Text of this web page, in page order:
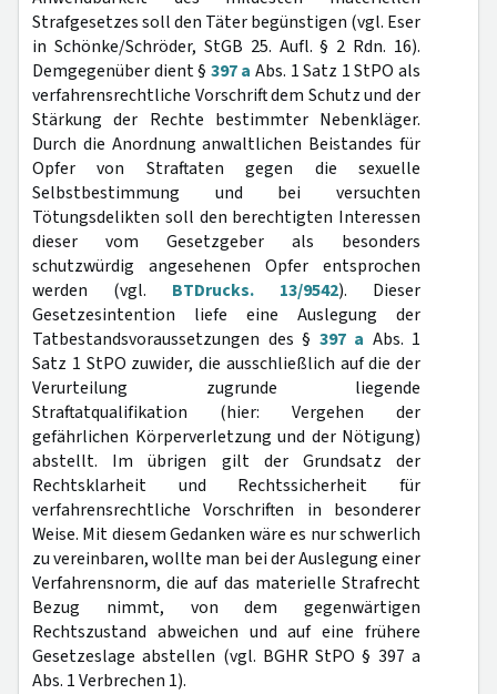
Strafgesetzes soll den Täter begünstigen (vgl. Eser
in Schönke/Schröder, StGB 25. Aufl. § 2 Rdn. 16).
Demgegenüber dient § 397 a Abs. 1 Satz 1 StPO als
verfahrensrechtliche Vorschrift dem Schutz und der
Stärkung der Rechte bestimmter Nebenkläger.
Durch die Anordnung anwaltlichen Beistandes für
Opfer von Straftaten gegen die sexuelle
Selbstbestimmung und bei versuchten
Tötungsdelikten soll den berechtigten Interessen
dieser vom Gesetzgeber als besonders
schutzwürdig angesehenen Opfer entsprochen
werden (vgl. BTDrucks. 13/9542). Dieser
Gesetzesintention liefe eine Auslegung der
Tatbestandsvoraussetzungen des § 397 a Abs. 1
Satz 1 StPO zuwider, die ausschließlich auf die der
Verurteilung zugrunde liegende
Straftatqualifikation (hier: Vergehen der
gefährlichen Körperverletzung und der Nötigung)
abstellt. Im übrigen gilt der Grundsatz der
Rechtsklarheit und Rechtssicherheit für
verfahrensrechtliche Vorschriften in besonderer
Weise. Mit diesem Gedanken wäre es nur schwerlich
zu vereinbaren, wollte man bei der Auslegung einer
Verfahrensnorm, die auf das materielle Strafrecht
Bezug nimmt, von dem gegenwärtigen
Rechtszustand abweichen und auf eine frühere
Gesetzeslage abstellen (vgl. BGHR StPO § 397 a
Abs. 1 Verbrechen 1).